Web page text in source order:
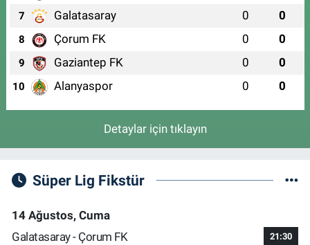
7 Galatasaray 0 0
8 Çorum FK 0 0
9 Gaziantep FK 0 0
10 Alanyaspor 0 0
Detaylar için tıklayın
Süper Lig Fikstür
14 Ağustos, Cuma
Galatasaray - Çorum FK
21:30